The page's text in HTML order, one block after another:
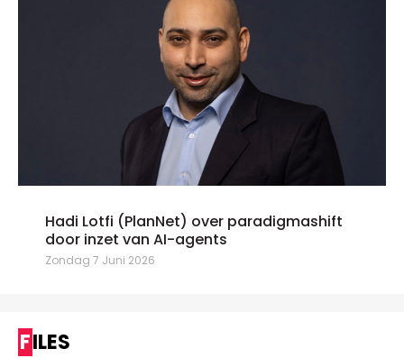
Hadi Lotfi (PlanNet) over paradigmashift
door inzet van AI-agents
Zondag 7 Juni 2026
FILES